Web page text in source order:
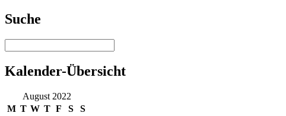
Suche
Kalender-Übersicht
August 2022
M T W T F S
S